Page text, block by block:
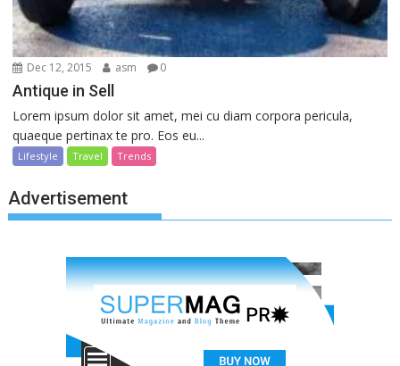
Dec 12, 2015 asm 0
Antique in Sell
Lorem ipsum dolor sit amet, mei cu diam corpora pericula,
quaeque pertinax te pro. Eos eu...
Lifestyle Travel Trends
Advertisement